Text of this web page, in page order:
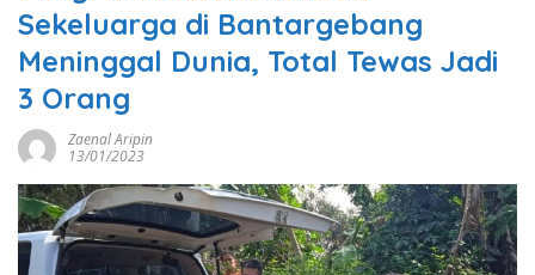
Sekeluarga di Bantargebang
Meninggal Dunia, Total Tewas Jadi
3 Orang
Zaenal Aripin
13/01/2023